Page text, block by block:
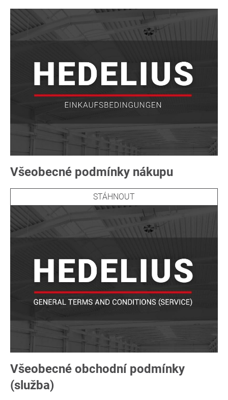
Všeobecné podmínky nákupu
STÁHNOUT
Všeobecné obchodní podmínky
(služba)